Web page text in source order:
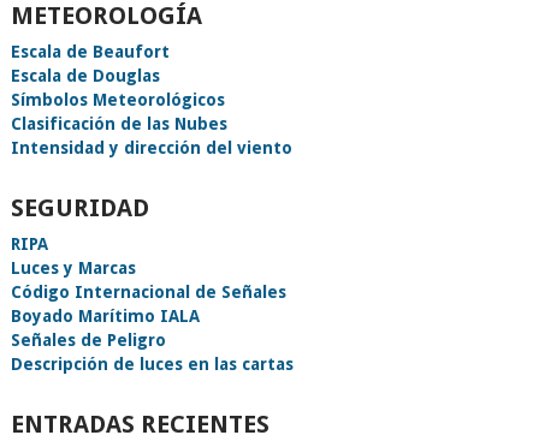
METEOROLOGÍA
Escala de Beaufort
Escala de Douglas
Símbolos Meteorológicos
Clasificación de las Nubes
Intensidad y dirección del viento
SEGURIDAD
RIPA
Luces y Marcas
Código Internacional de Señales
Boyado Marítimo IALA
Señales de Peligro
Descripción de luces en las cartas
ENTRADAS RECIENTES